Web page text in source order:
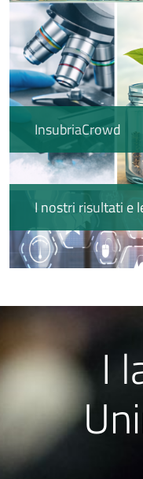
Immagine
InsubriaCrowd
Immagine
I nostri risultati e
Immagine
I